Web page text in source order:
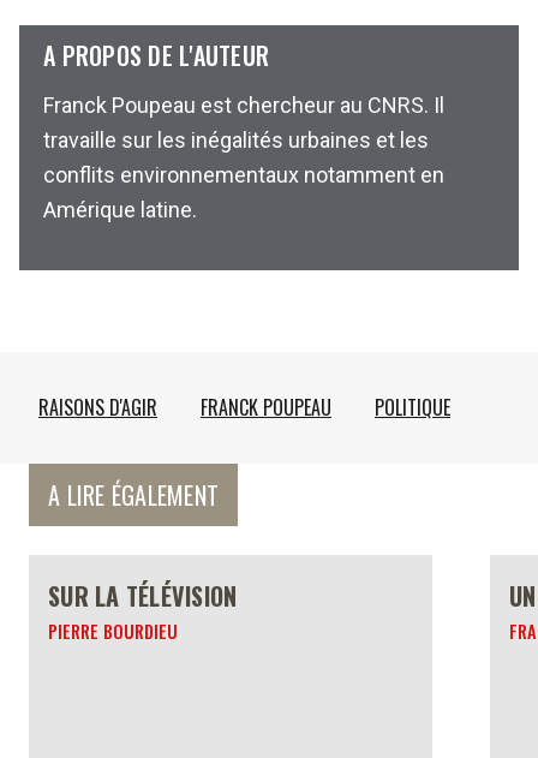
A PROPOS DE L'AUTEUR
Franck Poupeau est chercheur au CNRS. Il
travaille sur les inégalités urbaines et les
conflits environnementaux notamment en
Amérique latine.
RAISONS D'AGIR FRANCK POUPEAU POLITIQUE
A LIRE ÉGALEMENT
SUR LA TÉLÉVISION
PIERRE BOURDIEU